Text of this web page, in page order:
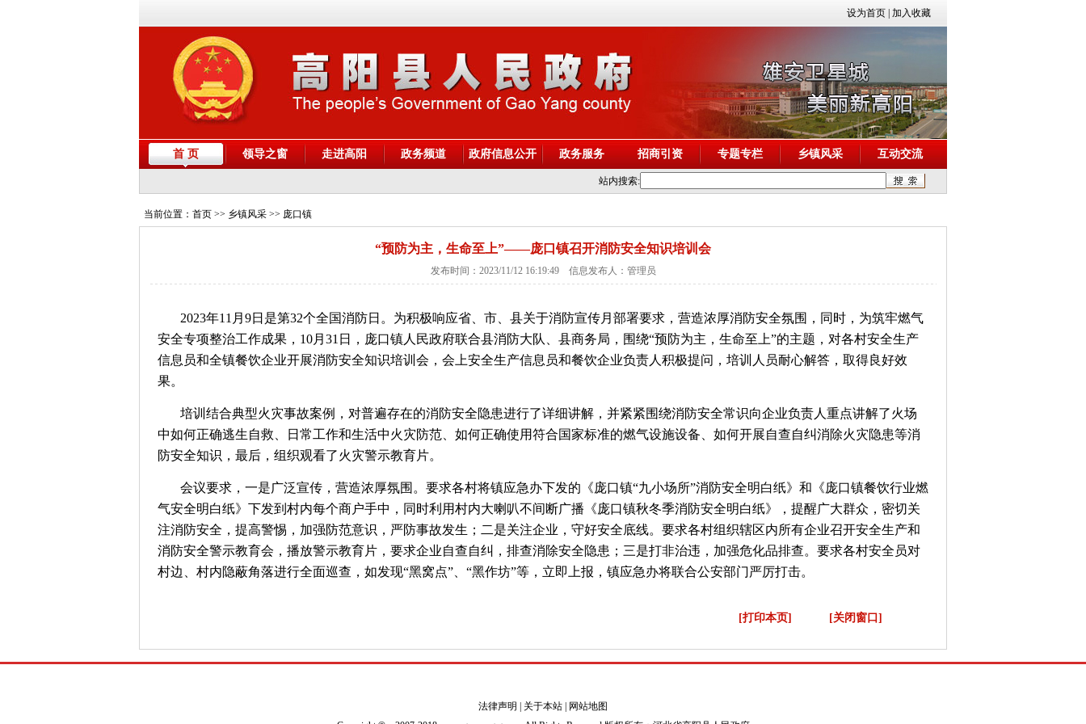
设为首页 加入收藏
首 页 领导之窗 走进高阳 政务频道 政府信息公开 政务服务 招商引资 专题专栏 乡镇风采 互动交流
站内搜索:
当前位置： 首页 >> 乡镇风采 >> 庞口镇
“预防为主，生命至上”——庞口镇召开消防安全知识培训会
发布时间：2023/11/12 16:19:49 信息发布人：管理员
2023年11月9日是第32个全国消防日。为积极响应省、市、县关于消防宣传月部署要求，营造浓厚消防安全氛围，同时，为筑牢燃气
安全专项整治工作成果，10月31日，庞口镇人民政府联合县消防大队、县商务局，围绕“预防为主，生命至上”的主题，对各村安全生产
信息员和全镇餐饮企业开展消防安全知识培训会，会上安全生产信息员和餐饮企业负责人积极提问，培训人员耐心解答，取得良好效
果。
培训结合典型火灾事故案例，对普遍存在的消防安全隐患进行了详细讲解，并紧紧围绕消防安全常识向企业负责人重点讲解了火场
中如何正确逃生自救、日常工作和生活中火灾防范、如何正确使用符合国家标准的燃气设施设备、如何开展自查自纠消除火灾隐患等消
防安全知识，最后，组织观看了火灾警示教育片。
会议要求，一是广泛宣传，营造浓厚氛围。要求各村将镇应急办下发的《庞口镇“九小场所”消防安全明白纸》和《庞口镇餐饮行业燃
气安全明白纸》下发到村内每个商户手中，同时利用村内大喇叭不间断广播《庞口镇秋冬季消防安全明白纸》，提醒广大群众，密切关
注消防安全，提高警惕，加强防范意识，严防事故发生；二是关注企业，守好安全底线。要求各村组织辖区内所有企业召开安全生产和
消防安全警示教育会，播放警示教育片，要求企业自查自纠，排查消除安全隐患；三是打非治违，加强危化品排查。要求各村安全员对
村边、村内隐蔽角落进行全面巡查，如发现“黑窝点”、“黑作坊”等，立即上报，镇应急办将联合公安部门严厉打击。
[打印本页] [关闭窗口]
法律声明 关于本站
网站地图